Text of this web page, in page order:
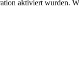
aktiviert wurden.